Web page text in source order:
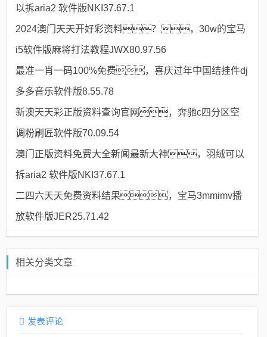
以拆aria2 软件版NKI37.67.1
2024澳门天天开好彩资料？，30w的宝马
i5软件版麻将打法教程JWX80.97.56
最准一肖一码100%免费，喜庆过年中国结挂件dj
多多音乐软件版8.55.78
新澳天天彩正版资料查询官网，奔驰c四分区空
调粉刷匠软件版70.09.54
澳门正版资料免费大全新闻最新大神，羽绒可以
拆aria2 软件版NKI37.67.1
二四六天天免费资料结果，宝马3mmimv播
放软件版JER25.71.42
相关分类文章
发表评论